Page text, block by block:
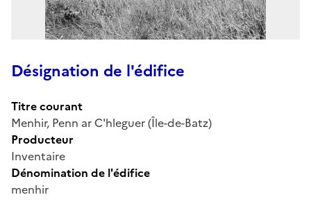
Désignation de l'édifice
Titre courant
Menhir, Penn ar C'hleguer (Île-de-Batz)
Producteur
Inventaire
Dénomination de l'édifice
menhir